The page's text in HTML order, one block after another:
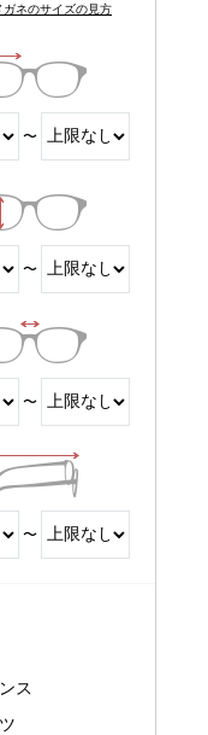
ガネのサイズの見方
〜
〜
〜
〜
ス